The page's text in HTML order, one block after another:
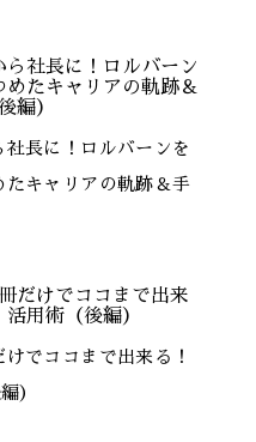
社長に！ロルバーンを
キャリアの軌跡＆手
でココまで出来る！
）